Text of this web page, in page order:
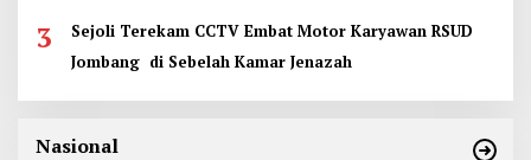
3
Sejoli Terekam CCTV Embat Motor Karyawan RSUD
Jombang di Sebelah Kamar Jenazah
Nasional